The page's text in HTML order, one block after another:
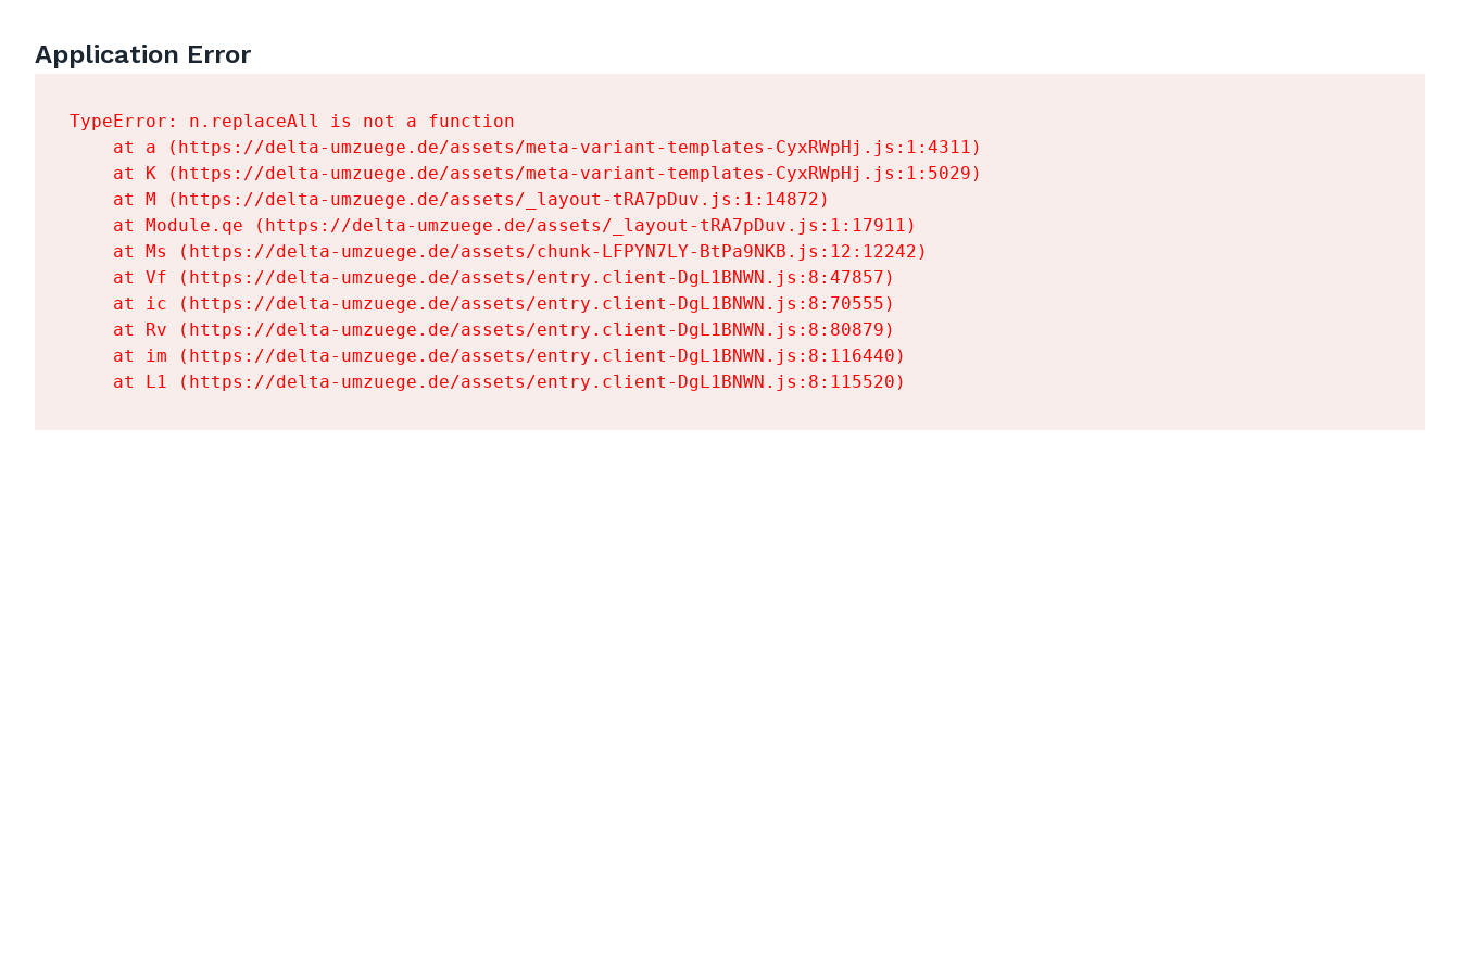
Application Error
TypeError: n.replaceAll is not a function
    at a (https://delta-umzuege.de/assets/meta-variant-templates-CyxRWpHj.js:1:4311)
    at K (https://delta-umzuege.de/assets/meta-variant-templates-CyxRWpHj.js:1:5029)
    at M (https://delta-umzuege.de/assets/_layout-tRA7pDuv.js:1:14872)
    at Module.qe (https://delta-umzuege.de/assets/_layout-tRA7pDuv.js:1:17911)
    at Ms (https://delta-umzuege.de/assets/chunk-LFPYN7LY-BtPa9NKB.js:12:12242)
    at Vf (https://delta-umzuege.de/assets/entry.client-DgL1BNWN.js:8:47857)
    at ic (https://delta-umzuege.de/assets/entry.client-DgL1BNWN.js:8:70555)
    at Rv (https://delta-umzuege.de/assets/entry.client-DgL1BNWN.js:8:80879)
    at im (https://delta-umzuege.de/assets/entry.client-DgL1BNWN.js:8:116440)
    at L1 (https://delta-umzuege.de/assets/entry.client-DgL1BNWN.js:8:115520)